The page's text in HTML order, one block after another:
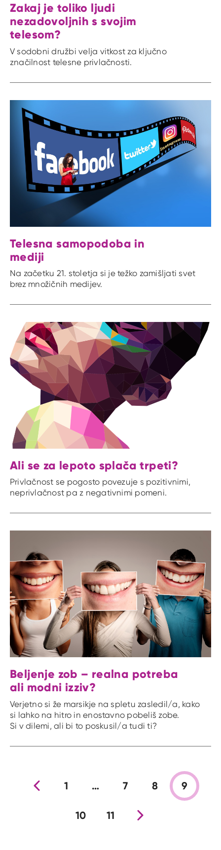
Zakaj je toliko ljudi
nezadovoljnih s svojim
telesom?
V sodobni družbi velja vitkost za ključno
značilnost telesne privlačnosti.
Telesna samopodoba in
mediji
Na začetku 21. stoletja si je težko zamišljati svet
brez množičnih medijev.
Ali se za lepoto splača trpeti?
Privlačnost se pogosto povezuje s pozitivnimi,
neprivlačnost pa z negativnimi pomeni.
Beljenje zob – realna potreba
ali modni izziv?
Verjetno si že marsikje na spletu zasledil/a, kako
si lahko na hitro in enostavno pobeliš zobe.
Si v dilemi, ali bi to poskusil/a tudi ti?
Prejšnja stran
1 … 7 8 9
10 11Nova stran